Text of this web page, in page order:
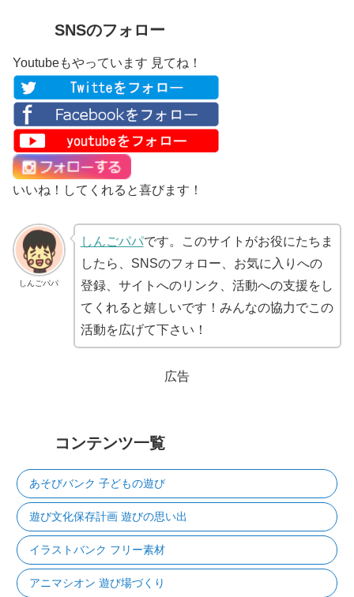
SNSのフォロー
Youtubeもやっています 見てね！
いいね！してくれると喜びます！
しんごパパ
しんごパパです。このサイトがお役にたちま
したら、SNSのフォロー、お気に入りへの
登録、サイトへのリンク、活動への支援をし
てくれると嬉しいです！みんなの協力でこの
活動を広げて下さい！
広告
コンテンツ一覧
あそびバンク 子どもの遊び
遊び文化保存計画 遊びの思い出
イラストバンク フリー素材
アニマシオン 遊び場づくり